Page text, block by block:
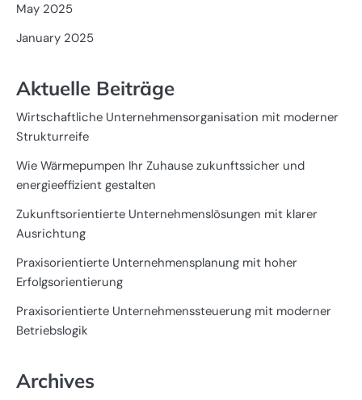
May 2025
January 2025
Aktuelle Beiträge
Wirtschaftliche Unternehmensorganisation mit moderner
Strukturreife
Wie Wärmepumpen Ihr Zuhause zukunftssicher und
energieeffizient gestalten
Zukunftsorientierte Unternehmenslösungen mit klarer
Ausrichtung
Praxisorientierte Unternehmensplanung mit hoher
Erfolgsorientierung
Praxisorientierte Unternehmenssteuerung mit moderner
Betriebslogik
Archives